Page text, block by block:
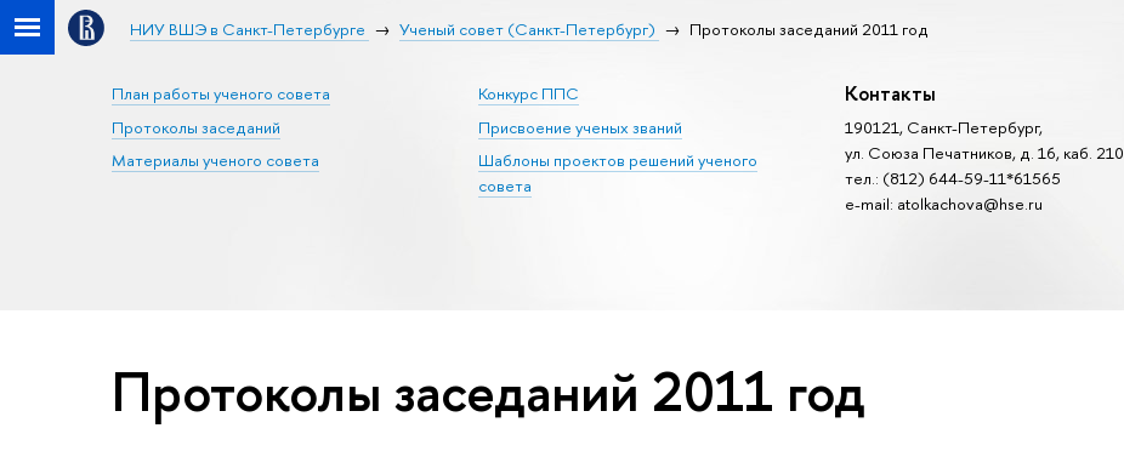
НИУ ВШЭ в Санкт-Петербурге Ученый совет (Санкт-Петербург) Протоколы заседаний 2011 год
План работы ученого совета
Протоколы заседаний
Материалы ученого совета
Конкурс ППС
Присвоение ученых званий
Шаблоны проектов решений ученого
совета
Контакты
190121, Санкт-Петербург,
ул. Союза Печатников, д. 16, каб. 210
тел.: (812) 644-59-11*61565
e-mail: atolkachova@hse.ru
Протоколы заседаний 2011 год